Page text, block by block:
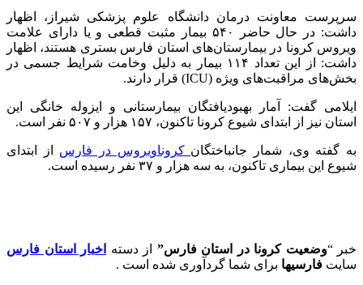
سرپرست معاونت درمان دانشگاه علوم پزشکی شیراز، اظهار
داشت: در حال حاضر ۵۴۰ بیمار مثبت قطعی و یا دارای علامت
ویروس کرونا در بیمارستان‌های استان فارس بستری هستند، اظهار
داشت: از این تعداد ۱۱۴ بیمار به دلیل وخامت شرایط جسمی در
بخش‌های مراقبت‌های ویژه (ICU) قرار دارند.
ایلامی گفت: آمار بهبودیافتگان بیمارستانی و ایزوله خانگی این
استان نیز از ابتدای شیوع کرونا تاکنون، ۱۵۷ هزار و ۵۰۷ نفر است.
به گفته وی، شمار جانباختگان کروناویروس در فارس از ابتدای
شیوع این بیماری تاکنون، به سه هزار و ۳۷ نفر رسیده است.
خبر “وضعیت کرونا در استان فارس” از دسته
اخبار استان فارس
سایت فارسیها برای شما گردآوری شده است .